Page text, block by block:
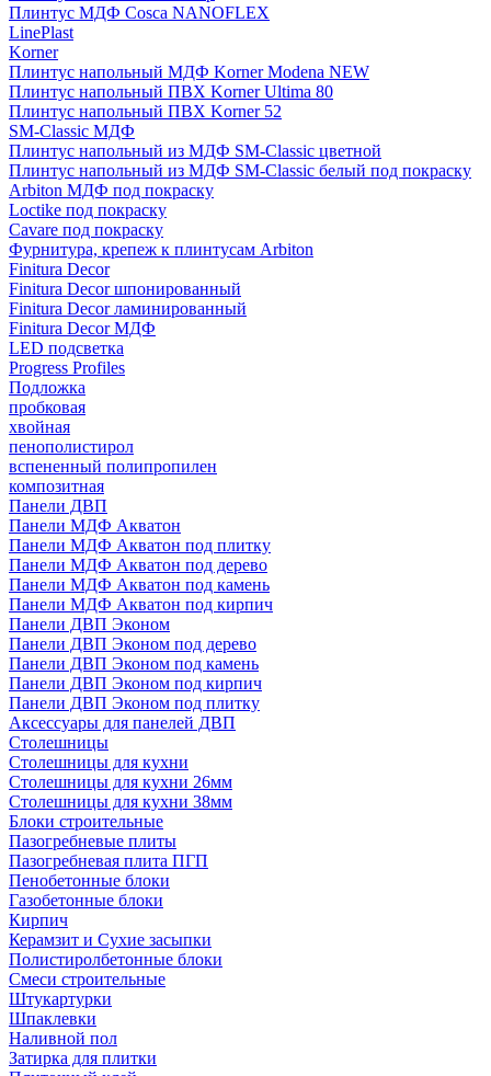
Плинтус МДФ Cosca NANOFLEX
LinePlast
Korner
Плинтус напольный МДФ Korner Modena NEW
Плинтус напольный ПВХ Korner Ultima 80
Плинтус напольный ПВХ Korner 52
SM-Classic МДФ
Плинтус напольный из МДФ SM-Classic цветной
Плинтус напольный из МДФ SM-Classic белый под покраску
Arbiton МДФ под покраску
Loctike под покраску
Cavare под покраску
Фурнитура, крепеж к плинтусам Arbiton
Finitura Decor
Finitura Decor шпонированный
Finitura Decor ламинированный
Finitura Decor МДФ
LED подсветка
Progress Profiles
Подложка
пробковая
хвойная
пенополистирол
вспененный полипропилен
композитная
Панели ДВП
Панели МДФ Акватон
Панели МДФ Акватон под плитку
Панели МДФ Акватон под дерево
Панели МДФ Акватон под камень
Панели МДФ Акватон под кирпич
Панели ДВП Эконом
Панели ДВП Эконом под дерево
Панели ДВП Эконом под камень
Панели ДВП Эконом под кирпич
Панели ДВП Эконом под плитку
Аксессуары для панелей ДВП
Столешницы
Столешницы для кухни
Столешницы для кухни 26мм
Столешницы для кухни 38мм
Блоки строительные
Пазогребневые плиты
Пазогребневая плита ПГП
Пенобетонные блоки
Газобетонные блоки
Кирпич
Керамзит и Сухие засыпки
Полистиролбетонные блоки
Смеси строительные
Штукартурки
Шпаклевки
Наливной пол
Затирка для плитки